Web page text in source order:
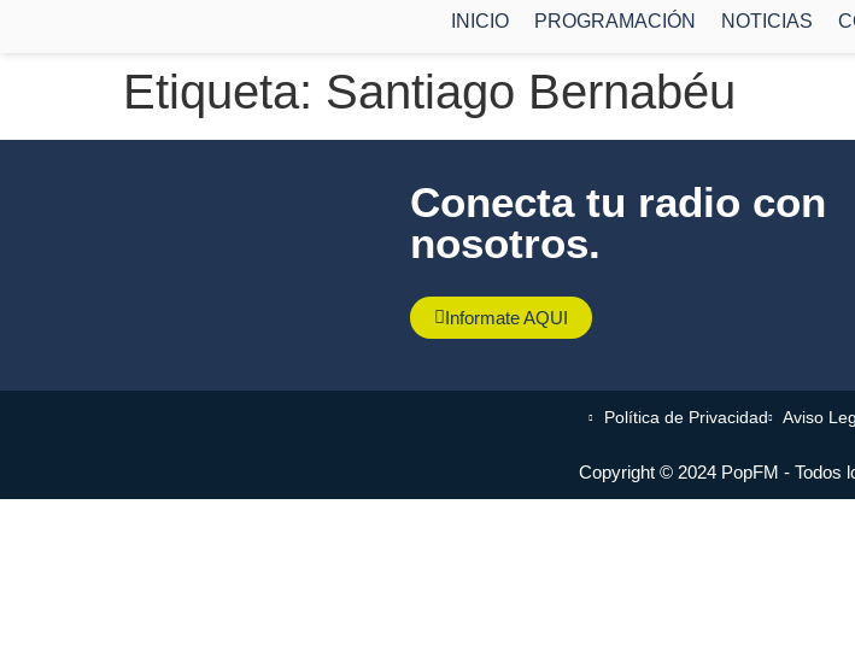
INICIO PROGRAMACIÓN NOTICIAS
Etiqueta: Santiago Bernabéu
Conecta tu radio con
nosotros.
Informate AQUI
Política de Privacidad Aviso
Copyright © 2024 PopFM - Todos